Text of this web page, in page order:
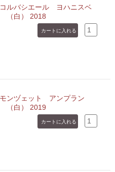
ルバシエール ヨハニスベ
（白） 2018
ンヅェット アンプラン
（白） 2019